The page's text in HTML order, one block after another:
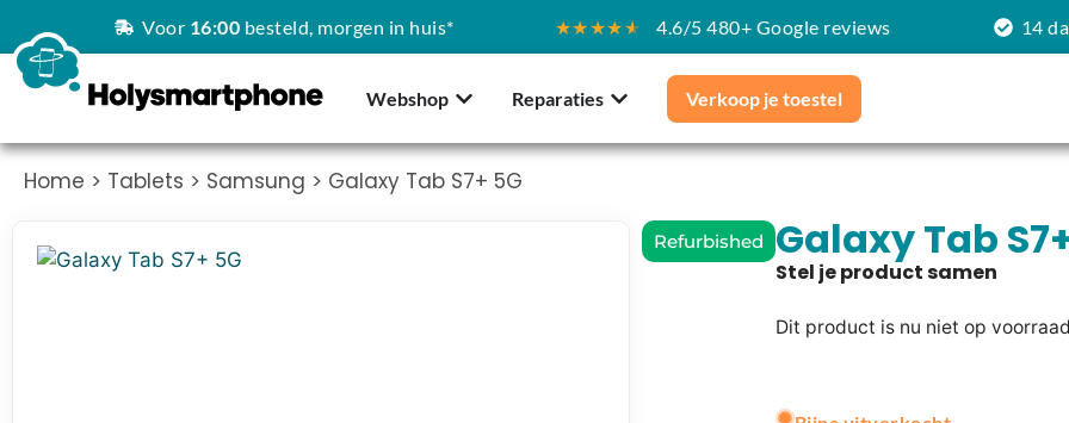
Voor 16:00 besteld, morgen in huis* ★★★★★ 4.6/5 480+ Google reviews 14
Webshop Reparaties Verkoop je toestel
Home > Tablets > Samsung > Galaxy Tab S7+ 5G
Refurbished Galaxy Tab
Dit product is nu niet op
l